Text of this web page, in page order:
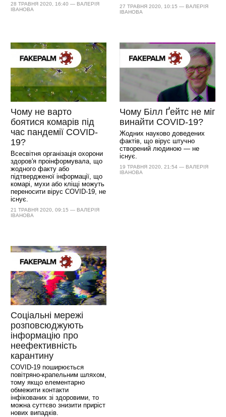
28 ТРАВНЯ 2020, 16:40 — ВАЛЕРІЯ
ІВАНОВА
27 ТРАВНЯ 2020, 10:15 — ВАЛЕРІЯ
ІВАНОВА
Чому не варто
боятися комарів під
час пандемії COVID-
19?
Всесвітня організація охорони
здоров'я проінформувала, що
жодного факту або
підтвердженої інформації, що
комарі, мухи або кліщі можуть
переносити вірус COVID-19, не
існує.
21 ТРАВНЯ 2020, 09:15 — ВАЛЕРІЯ
ІВАНОВА
Чому Білл Ґейтс не міг
винайти COVID-19?
Жодних науково доведених
фактів, що вірус штучно
створений людиною — не
існує.
19 ТРАВНЯ 2020, 21:54 — ВАЛЕРІЯ
ІВАНОВА
Соціальні мережі
розповсюджують
інформацію про
неефективність
карантину
COVID-19 поширюється
повітряно-крапельним шляхом,
тому якщо елементарно
обмежити контакти
інфікованих зі здоровими, то
можна суттєво знизити приріст
нових випадків.